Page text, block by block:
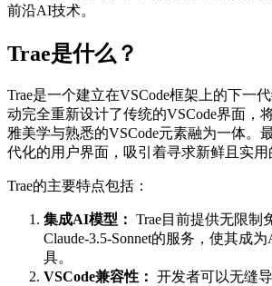
前沿AI技术。
Trae是什么？
Trae是一个建立在VSCode框架上的下一
动完全重新设计了传统的VSCode界面，
雅美学与熟悉的VSCode元素融为一体。
代化的用户界面，吸引着寻求新鲜且实用
Trae的主要特点包括：
集成AI模型： Trae目前提供无限制
Claude-3.5-Sonnet的服务，使其成
具。
VSCode兼容性： 开发者可以无缝